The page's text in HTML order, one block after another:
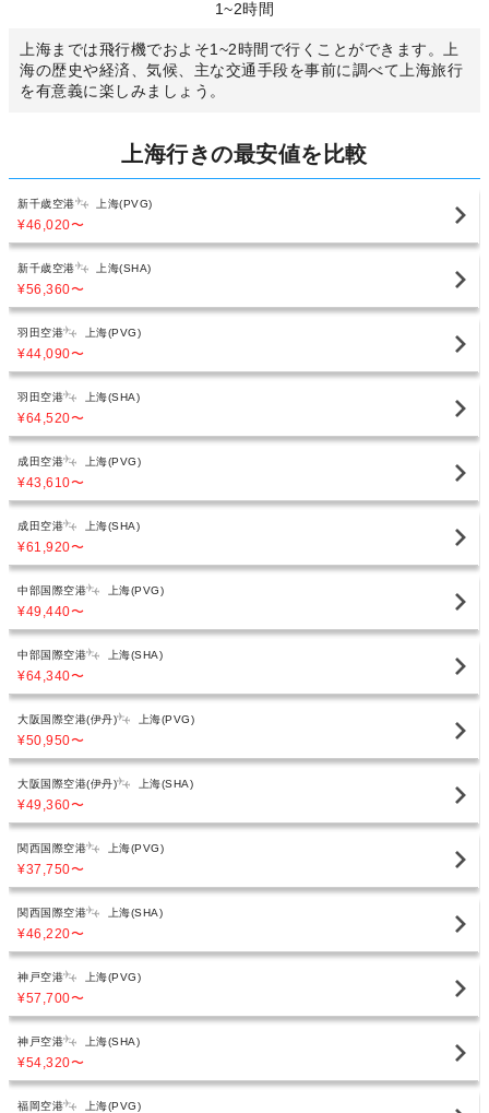
1~2時間
上海までは飛行機でおよそ1~2時間で行くことができます。上
海の歴史や経済、気候、主な交通手段を事前に調べて上海旅行
を有意義に楽しみましょう。
上海行きの最安値を比較
新千歳空港 上海(PVG)
¥46,020〜
新千歳空港 上海(SHA)
¥56,360〜
羽田空港 上海(PVG)
¥44,090〜
羽田空港 上海(SHA)
¥64,520〜
成田空港 上海(PVG)
¥43,610〜
成田空港 上海(SHA)
¥61,920〜
中部国際空港 上海(PVG)
¥49,440〜
中部国際空港 上海(SHA)
¥64,340〜
大阪国際空港(伊丹) 上海(PVG)
¥50,950〜
大阪国際空港(伊丹) 上海(SHA)
¥49,360〜
関西国際空港 上海(PVG)
¥37,750〜
関西国際空港 上海(SHA)
¥46,220〜
神戸空港 上海(PVG)
¥57,700〜
神戸空港 上海(SHA)
¥54,320〜
福岡空港 上海(PVG)